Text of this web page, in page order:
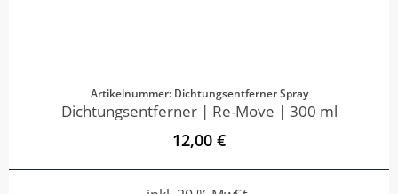
Artikelnummer: Dichtungsentferner Spray
Dichtungsentferner | Re-Move | 300 ml
12,00 €